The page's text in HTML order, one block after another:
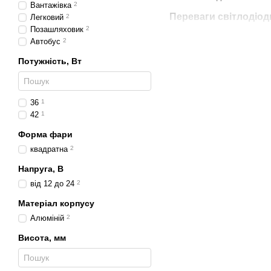
Переваги
Вантажівка 2
Легковий 2
Позашляховик 2
Автобус 2
Потужність, Вт
36 1
42 1
Форма фари
квадратна 2
Напруга, В
від 12 до 24 2
Матеріал корпусу
Алюміній 2
Висота, мм